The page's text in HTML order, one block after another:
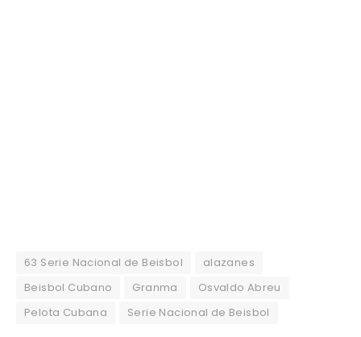
63 Serie Nacional de Beisbol
alazanes
Beisbol Cubano
Granma
Osvaldo Abreu
Pelota Cubana
Serie Nacional de Beisbol